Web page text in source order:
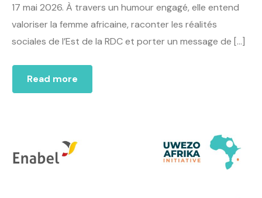
17 mai 2026. À travers un humour engagé, elle entend
valoriser la femme africaine, raconter les réalités
sociales de l’Est de la RDC et porter un message de […]
Read more